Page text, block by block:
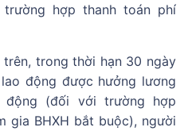
hợp thanh toán phí
trong thời hạn 30 ngày
động được hưởng lương
động (đối với trường hợp
gia BHXH bắt buộc), người